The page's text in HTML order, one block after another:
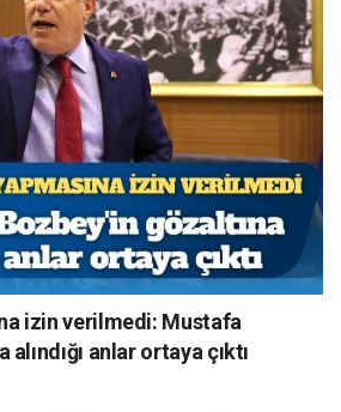
izin verilmedi: Mustafa
alındığı anlar ortaya çıktı